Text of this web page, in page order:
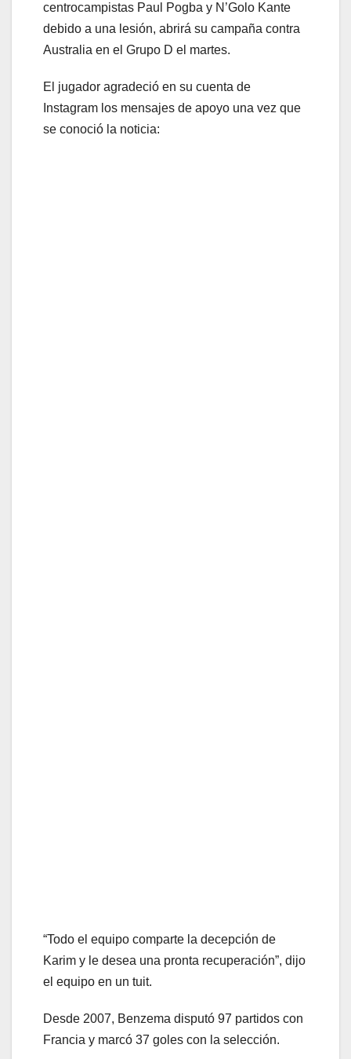
centrocampistas Paul Pogba y N’Golo Kante
debido a una lesión, abrirá su campaña contra
Australia en el Grupo D el martes.
El jugador agradeció en su cuenta de
Instagram los mensajes de apoyo una vez que
se conoció la noticia:
“Todo el equipo comparte la decepción de
Karim y le desea una pronta recuperación”, dijo
el equipo en un tuit.
Desde 2007, Benzema disputó 97 partidos con
Francia y marcó 37 goles con la selección.